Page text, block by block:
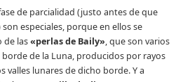
de parcialidad (justo antes de que
especiales, porque en ellos se
de las«perlas de Baily», que son varios
de la Luna, producidos por rayos
valles lunares de dicho borde. Y a